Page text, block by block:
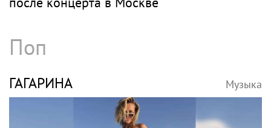
Поп
ГАГАРИНА Музыка